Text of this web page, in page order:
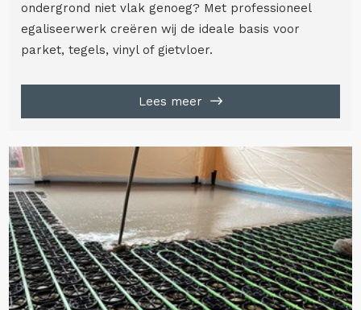
ondergrond niet vlak genoeg? Met professioneel
egaliseerwerk creëren wij de ideale basis voor
parket, tegels, vinyl of gietvloer.
Lees meer